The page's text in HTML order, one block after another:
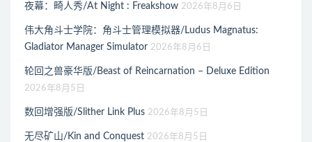
夜幕：畸人秀/At Night : Freakshow 2026年8月6日
伟大角斗士学院：角斗士管理模拟器/Ludus Magnatus:
Gladiator Manager Simulator 2026年8月6日
轮回之兽豪华版/Beast of Reincarnation – Deluxe Edition
2026年8月5日
数回增强版/Slither Link Plus 2026年8月5日
无尽矿山/Kin and Conquest 2026年8月5日